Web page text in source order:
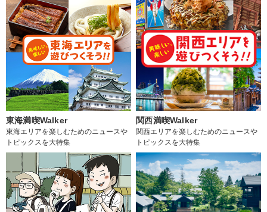
東海満喫Walker
東海エリアを楽しむためのニュースや
トピックスを大特集
関西満喫Walker
関西エリアを楽しむためのニュースや
トピックスを大特集